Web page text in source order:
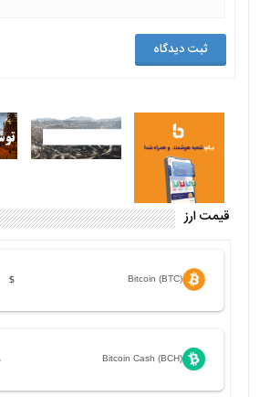
قیمت ارز
Bitcoin (BTC)
$
Bitcoin Cash (BCH)